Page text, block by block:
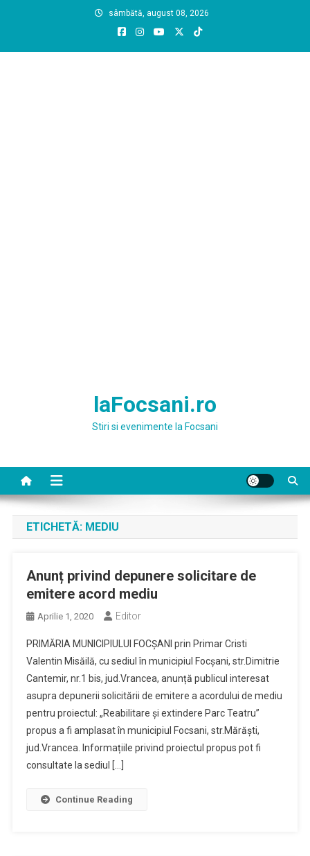
sâmbătă, august 08, 2026
laFocsani.ro
Stiri si evenimente la Focsani
ETICHETĂ: MEDIU
Anunț privind depunere solicitare de
emitere acord mediu
Aprilie 1, 2020 Editor
PRIMĂRIA MUNICIPIULUI FOCȘANI prin Primar Cristi
Valentin Misăilă, cu sediul în municipiul Focșani, str.Dimitrie
Cantemir, nr.1 bis, jud.Vrancea, anunță publicul interesat
asupra depunerii solicitării de emitere a acordului de mediu
pentru proiectul: „Reabilitare și extindere Parc Teatru”
propus a fi amplasat în municipiul Focsani, str.Mărăști,
jud.Vrancea. Informațiile privind proiectul propus pot fi
consultate la sediul […]
Continue Reading